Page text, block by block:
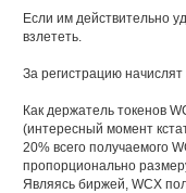
Если им действительно
взлететь.
За регистрацию
Как держатель токенов
(интересный момент
20% всего получаемого
пропорционально
Являясь биржей, WCX